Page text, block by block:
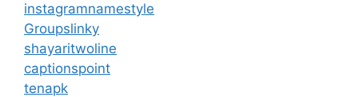
instagramnamestyle
Groupslinky
shayaritwoline
captionspoint
tenapk